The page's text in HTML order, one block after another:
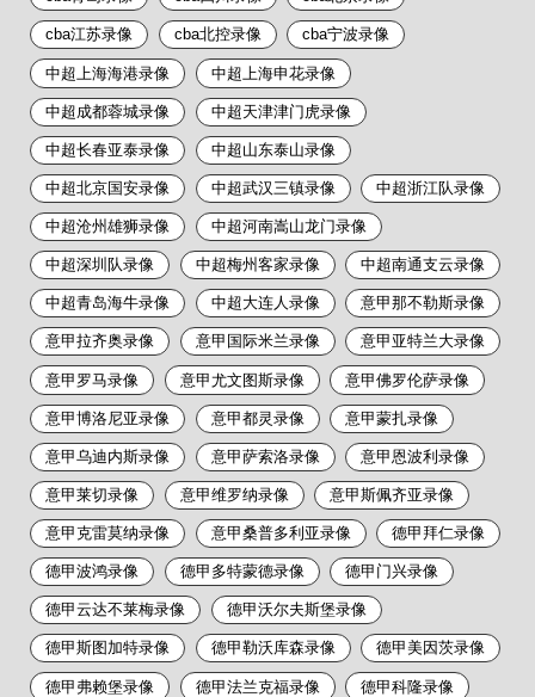
cba江苏录像 cba北控录像 cba宁波录像
中超上海海港录像 中超上海申花录像
中超成都蓉城录像 中超天津津门虎录像
中超长春亚泰录像 中超山东泰山录像
中超北京国安录像 中超武汉三镇录像 中超浙江队录像
中超沧州雄狮录像 中超河南嵩山龙门录像
中超深圳队录像 中超梅州客家录像 中超南通支云录像
中超青岛海牛录像 中超大连人录像 意甲那不勒斯录像
意甲拉齐奥录像 意甲国际米兰录像 意甲亚特兰大录像
意甲罗马录像 意甲尤文图斯录像 意甲佛罗伦萨录像
意甲博洛尼亚录像 意甲都灵录像 意甲蒙扎录像
意甲乌迪内斯录像 意甲萨索洛录像 意甲恩波利录像
意甲莱切录像 意甲维罗纳录像 意甲斯佩齐亚录像
意甲克雷莫纳录像 意甲桑普多利亚录像 德甲拜仁录像
德甲波鸿录像 德甲多特蒙德录像 德甲门兴录像
德甲云达不莱梅录像 德甲沃尔夫斯堡录像
德甲斯图加特录像 德甲勒沃库森录像 德甲美因茨录像
德甲弗赖堡录像 德甲法兰克福录像 德甲科隆录像